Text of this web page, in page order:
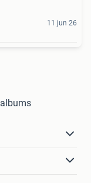
11 jun 26